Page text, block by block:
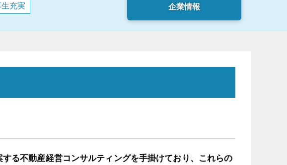
充実 企業情報
る不動産経営コンサルティングを手掛けており、これらの